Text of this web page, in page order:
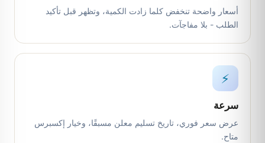
أسعار واضحة تنخفض كلما زادت الكمية، وتظهر قبل تأكيد
الطلب - بلا مفاجآت.
⚡
سرعة
عرض سعر فوري، تاريخ تسليم معلن مسبقًا، وخيار إكسبرس
متاح.